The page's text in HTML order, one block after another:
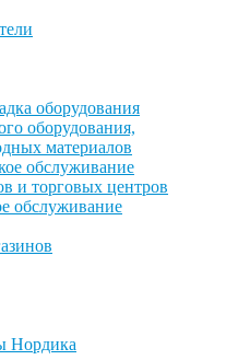
оборудования
оборудования,
материалов
обслуживание
и торговых центров
обслуживание
Нордика